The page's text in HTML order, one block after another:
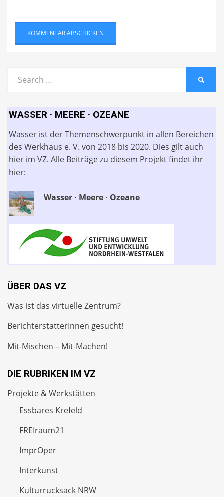
for:
WASSER · MEERE · OZEANE
Wasser ist der Themenschwerpunkt in allen Bereichen
des Werkhaus e. V. von 2018 bis 2020. Dies gilt auch
hier im VZ. Alle Beiträge zu diesem Projekt findet ihr
hier:
Wasser · Meere · Ozeane
ÜBER DAS VZ
Was ist das virtuelle Zentrum?
BerichterstatterInnen gesucht!
Mit-Mischen – Mit-Machen!
DIE RUBRIKEN IM VZ
Projekte & Werkstätten
Essbares Krefeld
FREIraum21
ImprOper
Interkunst
Kulturrucksack NRW